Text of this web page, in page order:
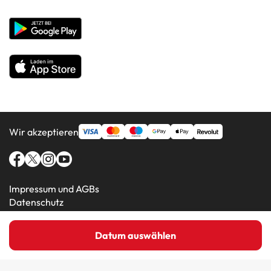
Datum auswählen
Alle Hotels
Wir akzeptieren
Impressum und AGBs
Datenschutz
Amimir.com (C) 2016-2026 - Viajes Para Ti S.L.U